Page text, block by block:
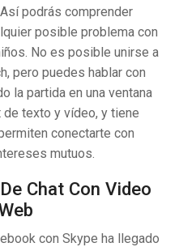
podrás comprender
posible problema con
No es posible unirse a
pero puedes hablar con
la partida en una ventana
texto y vídeo, y tiene
conectarte con
mutuos.
Chat Con Video
con Skype ha llegado